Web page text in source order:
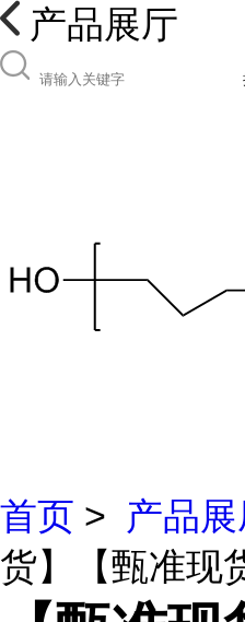
产品展厅
首页 > 产品
货】【甄准现